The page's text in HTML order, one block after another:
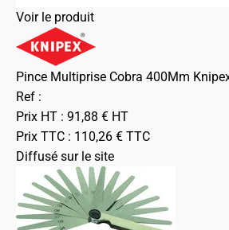
Voir le produit
Pince Multiprise Cobra 400Mm
Ref :
Prix HT : 91,88 € HT
Prix TTC : 110,26 € TTC
Diffusé sur le site